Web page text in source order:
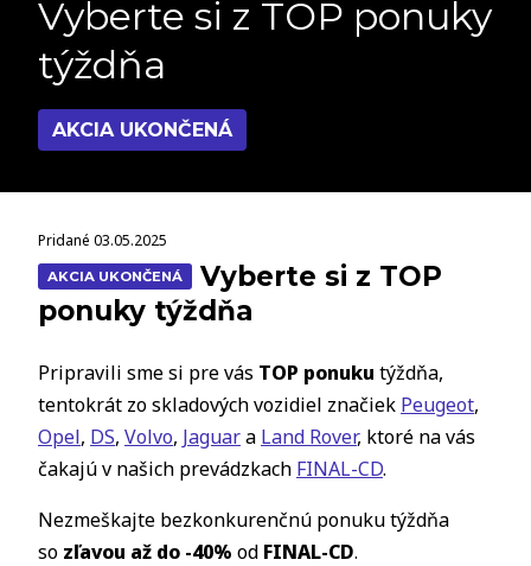
Vyberte si z TOP ponuky
týždňa
AKCIA UKONČENÁ
Pridané 03.05.2025
AKCIA UKONČENÁ
Vyberte si z TOP
ponuky týždňa
Pripravili sme si pre vás TOP ponuku týždňa,
tentokrát zo skladových vozidiel značiek Peugeot,
Opel, DS, Volvo, Jaguara Land Rover, ktoré na vás
čakajú v našich prevádzkach FINAL-CD.
Nezmeškajte bezkonkurenčnú ponuku týždňa
so zľavou až do -40% od FINAL-CD.